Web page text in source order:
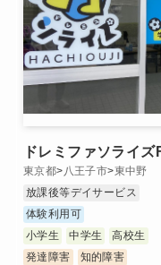
ドレミファソライ
東京都>八王子市>東中野
放課後等デイサービス
体験利用可
小学生
中学生
高校生
発達障害
知的障害